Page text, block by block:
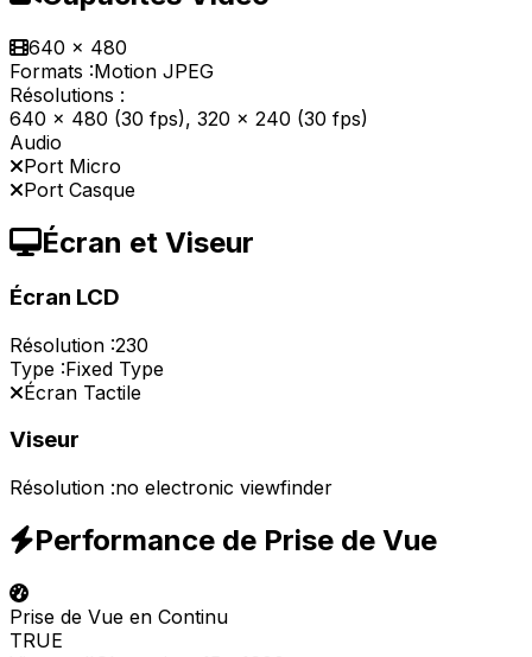
640 x 480
Formats :Motion JPEG
Résolutions :
640 x 480 (30 fps), 320 x 240 (30 fps)
Audio
Port Micro
Port Casque
Écran et Viseur
Écran LCD
Résolution :230
Type :Fixed Type
Écran Tactile
Viseur
Résolution :no electronic viewfinder
Performance de Prise de Vue
Prise de Vue en Continu
TRUE